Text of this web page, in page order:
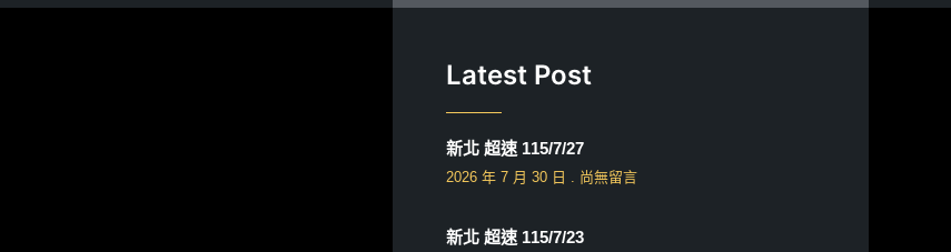
Latest Post
新北 超速 115/7/27
2026 年 7 月 30 日 尚無留言
新北 超速 115/7/23